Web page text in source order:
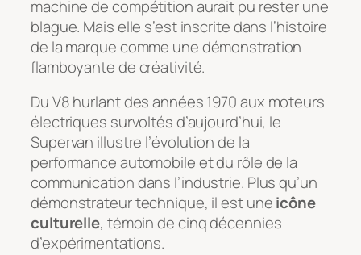
machine de compétition aurait pu rester une
blague. Mais elle s’est inscrite dans l’histoire
de la marque comme une démonstration
flamboyante de créativité.
Du V8 hurlant des années 1970 aux moteurs
électriques survoltés d’aujourd’hui, le
Supervan illustre l’évolution de la
performance automobile et du rôle de la
communication dans l’industrie. Plus qu’un
démonstrateur technique, il est uneicône
culturelle, témoin de cinq décennies
d’expérimentations.